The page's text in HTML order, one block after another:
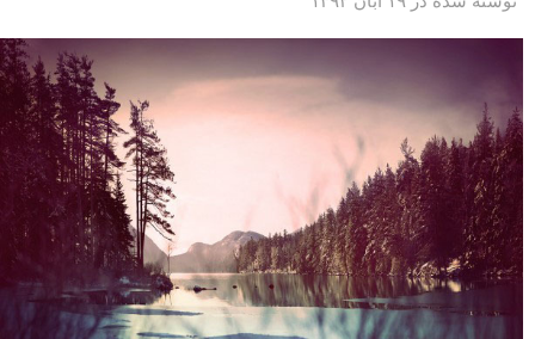
اینکه بخواهید به عکسهایتان حس سرعت ببخشید لزوماً کار سخت و
خطرناکی نیست. در این آموزش گام به گام به شما نشان خواهیم داد که
چگونه با استفاده از تکنیک Bolt-on عکسهایی فوق العاده با پس زمینه ای
مات بگیرید.
مصاحبه با کریستوفر دانل عکاس طبیعت اهل مین
نیوانگلند – قسمت اول
نوشته شده در ۱۹ آبان ۱۳۹۲